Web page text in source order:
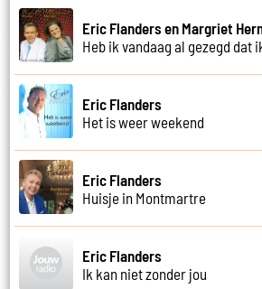
Eric Flanders en Margriet
Heb ik vandaag al gezegd dat
Eric Flanders
Het is weer weekend
Eric Flanders
Huisje in Montmartre
Eric Flanders
Ik kan niet zonder jou